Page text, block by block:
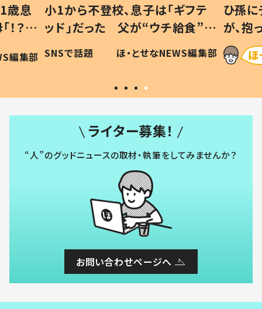
歳息
？」
編集部
小1から不登校、息子は「ギフテ
ッド」だった 父が“ウチ給食”を
作り続ける理由とは #令和の親
#令和の子
SNSで話題 ほ・とせなNEWS編集部
ひ孫
が、
「涙が
い」
ライター募集！
“人”のグッドニュースの取材・執筆をしてみませんか？
お問い合わせページへ